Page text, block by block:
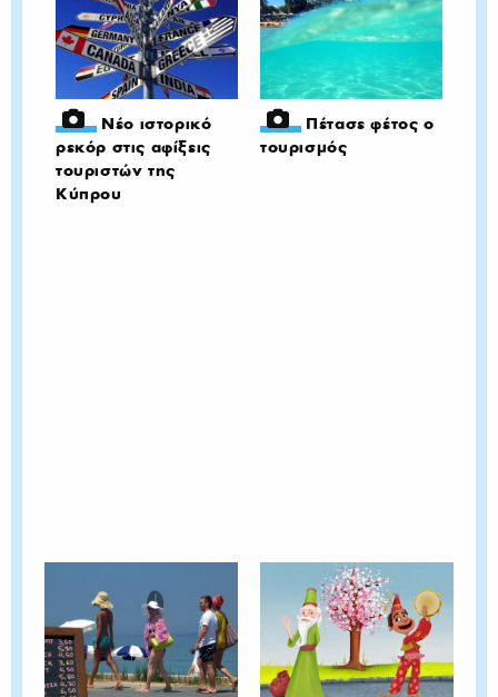
Νέο ιστορικό
ρεκόρ στις αφίξεις
τουριστών της
Κύπρου
Πέτασε φέτος ο
τουρισμός